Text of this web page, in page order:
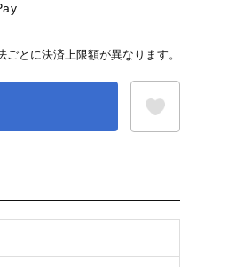
ごとに決済上限額が異なります。